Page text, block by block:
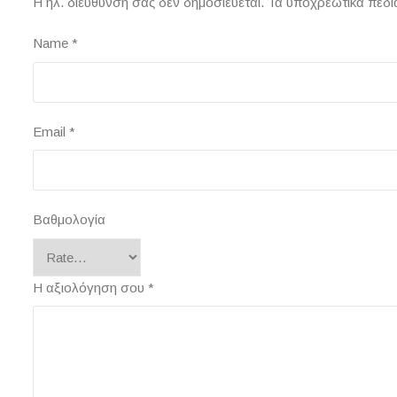
Name *
Email *
Βαθμολογία
Η αξιολόγηση σου *